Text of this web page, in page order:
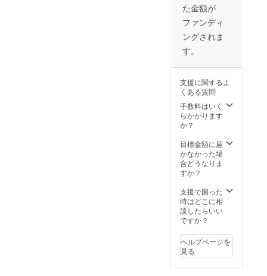
た金額が
ファンディ
ングされま
す。
支援に関するよ
くある質問
手数料はいく
らかかります
か？
目標金額に届
かなかった場
合どうなりま
すか？
支援で困った
時はどこに相
談したらいい
ですか？
ヘルプページを
見る